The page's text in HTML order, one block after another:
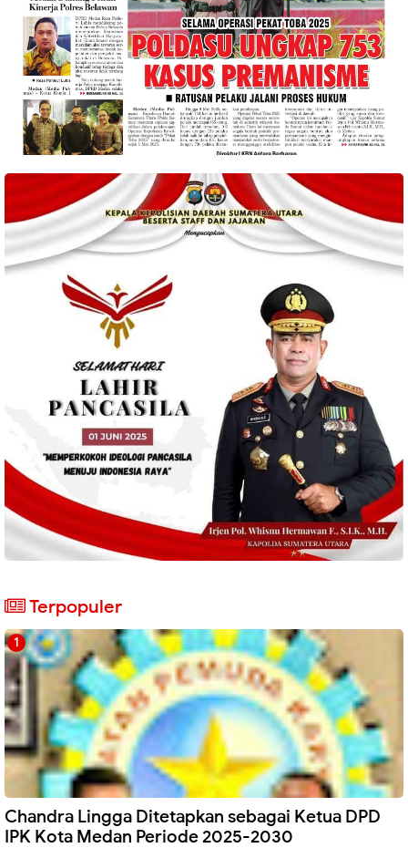
Terpopuler
Chandra Lingga Ditetapkan sebagai Ketua DPD
IPK Kota Medan Periode 2025-2030